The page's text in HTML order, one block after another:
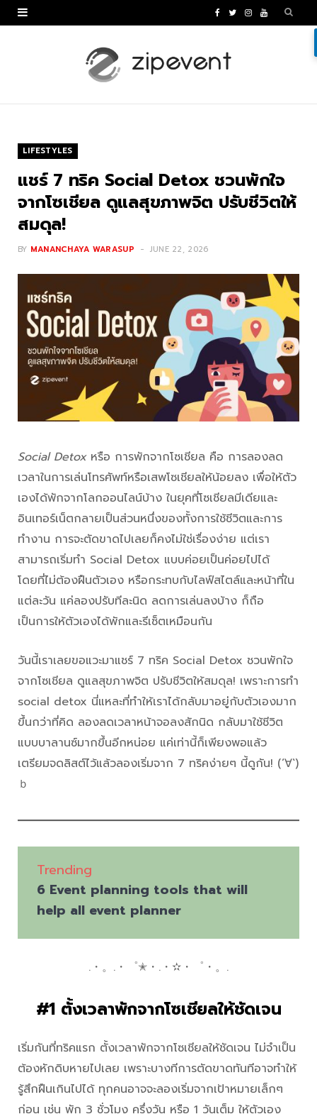
c
T I Y
LIFESTYLES
แชร์ 7 ทริค Social Detox ชวนพักใจ
จากโซเชียล ดูแลสุขภาพจิต ปรับชีวิตให้
สมดุล!
BY MANANCHAYA WARASUP JUNE 22, 2026
Social Detoxหรือ การพักจากโซเชียล คือ การลองลด
เวลาในการเล่นโทรศัพท์หรือเสพโซเชียลให้น้อยลง เพื่อให้ตัว
เองได้พักจากโลกออนไลน์บ้าง ในยุคที่โซเชียลมีเดียและ
อินเทอร์เน็ตกลายเป็นส่วนหนึ่งของทั้งการใช้ชีวิตและการ
ทำงาน การจะตัดขาดไปเลยก็คงไม่ใช่เรื่องง่าย แต่เรา
สามารถเริ่มทำ Social Detox แบบค่อยเป็นค่อยไปได้
โดยที่ไม่ต้องฝืนตัวเอง หรือกระทบกับไลฟ์สไตล์และหน้าที่ใน
แต่ละวัน แค่ลองปรับทีละนิด ลดการเล่นลงบ้าง ก็ถือ
เป็นการให้ตัวเองได้พักและรีเซ็ตเหมือนกัน
วันนี้เราเลยขอแวะมาแชร์ 7 ทริค Social Detox ชวนพักใจ
จากโซเชียล ดูแลสุขภาพจิต ปรับชีวิตให้สมดุล! เพราะการทำ
social detox นี่แหละที่ทำให้เราได้กลับมาอยู่กับตัวเองมาก
ขึ้นกว่าที่คิด ลองลดเวลาหน้าจอลงสักนิด กลับมาใช้ชีวิต
แบบบาลานซ์มากขึ้นอีกหน่อย แค่เท่านี้ก็เพียงพอแล้ว
เตรียมจดลิสต์ไว้แล้วลองเริ่มจาก 7 ทริคง่ายๆ นี้ดูกัน! (´∀`)
ｂ
Trending
6 Event planning tools that will
help all event planner
.・。.・゜✭・.・✫・゜・。.
#1 ตั้งเวลาพักจากโซเชียลให้ชัดเจน
เริ่มกันที่ทริคแรก ตั้งเวลาพักจากโซเชียลให้ชัดเจน ไม่จำเป็น
ต้องหักดิบหายไปเลย เพราะบางทีการตัดขาดทันทีอาจทำให้
รู้สึกฝืนเกินไปได้ ทุกคนอาจจะลองเริ่มจากเป้าหมายเล็กๆ
ก่อน เช่น พัก 3 ชั่วโมง ครึ่งวัน หรือ 1 วันเต็ม ให้ตัวเอง